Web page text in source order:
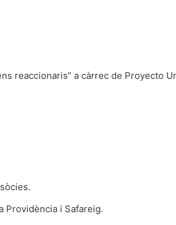
reaccionaris” a càrrec de Proyecto
Providència i Safareig.